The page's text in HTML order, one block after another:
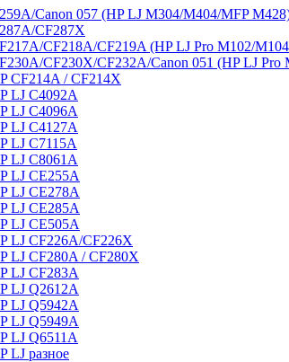
Canon 057 (HP LJ M304/M404/MFP
CF287X
CF218A/CF219A (HP LJ Pro M102/
CF230X/CF232A/Canon 051 (HP LJ Pro
CF214A / CF214X
LJ C4092A
LJ C4096A
LJ C4127A
LJ C7115A
LJ C8061А
LJ CE255A
LJ CE278A
LJ CE285A
LJ CE505A
LJ CF226A/CF226X
LJ CF280A / CF280X
LJ CF283A
LJ Q2612A
LJ Q5942A
LJ Q5949А
LJ Q6511A
LJ разное